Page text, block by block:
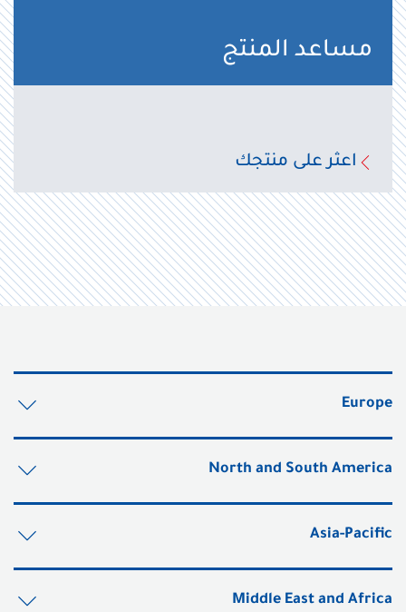
مساعد المنتج
اعثر على منتجك
Europe
North and South America
Asia-Pacific
Middle East and Africa